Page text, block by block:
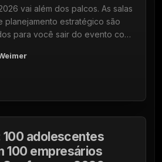
vai além dos palcos. As salas
planejamento estratégico são
para você sair do evento com
03 DE JULHO DE 2026
100 adolescentes
100 empresários